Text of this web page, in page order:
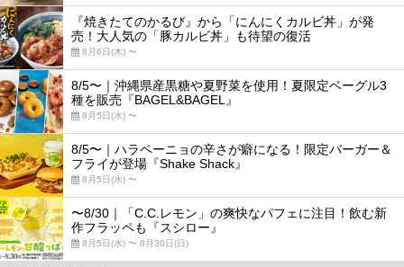
『焼きたてのかるび』から「にんにくカルビ丼」が発
売！大人気の「豚カルビ丼」も待望の復活
8月6日(木) 〜
8/5〜｜沖縄県産黒糖や夏野菜を使用！夏限定ベーグル3
種を販売『BAGEL&BAGEL』
8月5日(水) 〜
8/5〜｜ハラペーニョの辛さが癖になる！限定バーガー＆
フライが登場『Shake Shack』
8月5日(水) 〜
〜8/30｜「C.C.レモン」の爽快なパフェに注目！飲む新
作フラッペも『スシロー』
8月5日(水) 〜 8月30日(日)